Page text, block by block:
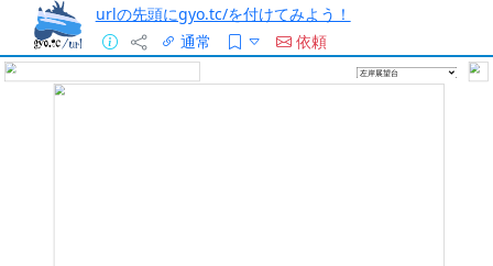
urlの先頭にgyo.tc/を付けてみよう！
通常
依頼